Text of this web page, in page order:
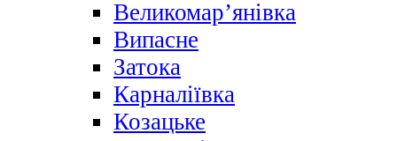
Великомар’янівка
Випасне
Затока
Карналіївка
Козацьке